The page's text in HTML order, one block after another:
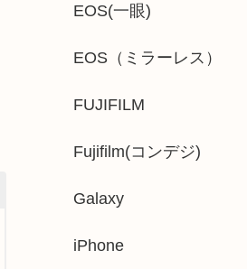
EOS(一眼)
EOS（ミラーレス）
FUJIFILM
Fujifilm(コンデジ)
Galaxy
iPhone